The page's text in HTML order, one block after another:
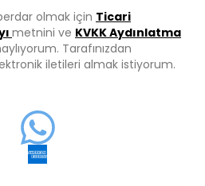
olmak için Ticari
metnini ve KVKK Aydınlatma
Tarafınızdan
iletileri almak istiyorum.